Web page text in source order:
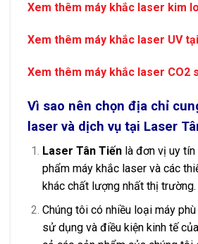
Xem thêm máy khắc laser kim
Xem thêm máy khắc laser UV
Xem thêm máy khắc laser CO2
Vì sao nên chọn địa chỉ
laser và dịch vụ tại Laser
Laser Tân Tiếnlà đơn vị uy tín
phẩm máy khắc laservà các
khác chất lượng nhất thị trường.
Chúng tôi có nhiều loại máy
sử dụng và điều kiện kinh tế